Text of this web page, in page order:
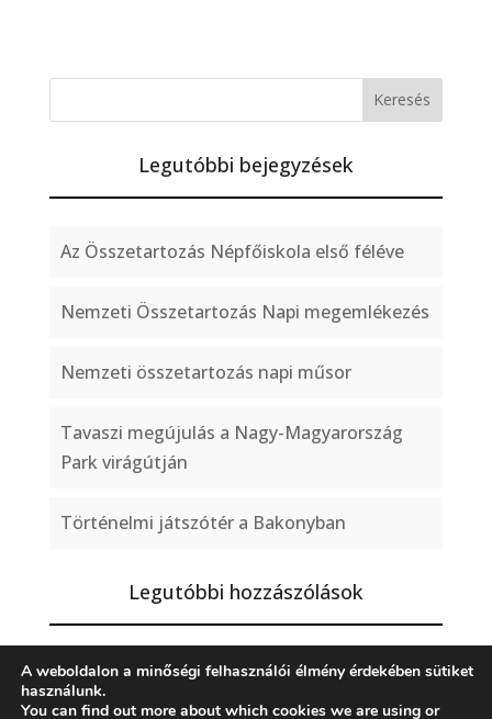
Legutóbbi bejegyzések
Az Összetartozás Népfőiskola első féléve
Nemzeti Összetartozás Napi megemlékezés
Nemzeti összetartozás napi műsor
Tavaszi megújulás a Nagy-Magyarország
Park virágútján
Történelmi játszótér a Bakonyban
Legutóbbi hozzászólások
A weboldalon a minőségi felhasználói élmény érdekében sütiket
használunk.
You can find out more about which cookies we are using or